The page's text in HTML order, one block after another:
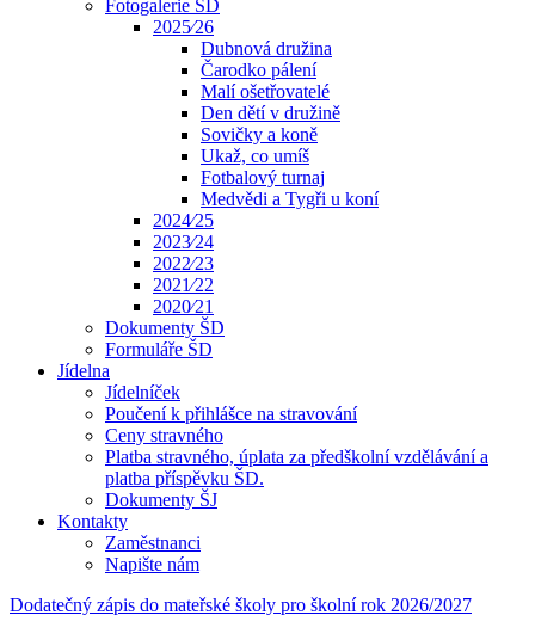
Fotogalerie ŠD
2025⁄26
Dubnová družina
Čarodko pálení
Malí ošetřovatelé
Den dětí v družině
Sovičky a koně
Ukaž, co umíš
Fotbalový turnaj
Medvědi a Tygři u koní
2024⁄25
2023⁄24
2022⁄23
2021⁄22
2020⁄21
Dokumenty ŠD
Formuláře ŠD
Jídelna
Jídelníček
Poučení k přihlášce na stravování
Ceny stravného
Platba stravného, úplata za předškolní vzdělávání a
platba příspěvku ŠD.
Dokumenty ŠJ
Kontakty
Zaměstnanci
Napište nám
Dodatečný zápis do mateřské školy pro školní rok 2026/2027